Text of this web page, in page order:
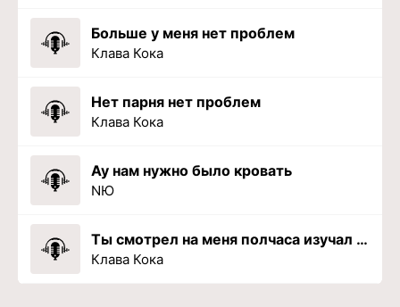
Больше у меня нет проблем
Клава Кока
Нет парня нет проблем
Клава Кока
Ау нам нужно было кровать
NЮ
Ты смотрел на меня полчаса изучал мой глаз глубину
Клава Кока